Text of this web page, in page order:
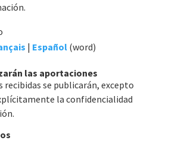
| Español(word)
las aportaciones
recibidas se publicarán, excepto
la confidencialidad